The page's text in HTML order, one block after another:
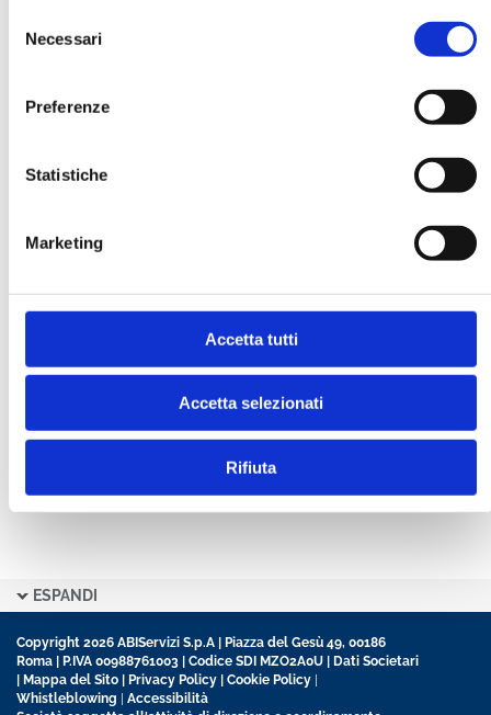
delNecessari
Preferenze
Statistiche
Marketing
Accetta tutti
Accetta selezionati
Rifiuta
AZIENDA
FUNZIONE AZIENDALE
Ho letto e accetto l’informativa sulla
Ho preso visione delleCondizioni Generalidi
contratto disciplinanti il sito
ESPANDI
Copyright 2026 ABIServizi S.p.A | Piazza del Gesù 49, 00186
Roma | P.IVA 00988761003 | Codice SDI MZO2A0U | Dati Societari
| Mappa del Sito | Privacy Policy | Cookie Policy |
Whistleblowing | Accessibilità